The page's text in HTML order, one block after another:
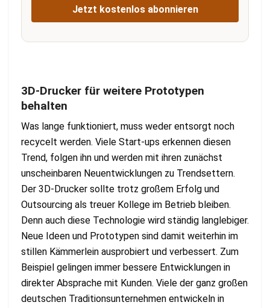
Jetzt kostenlos abonnieren
3D-Drucker für weitere Prototypen
behalten
Was lange funktioniert, muss weder entsorgt noch
recycelt werden. Viele Start-ups erkennen diesen
Trend, folgen ihn und werden mit ihren zunächst
unscheinbaren Neuentwicklungen zu Trendsettern.
Der 3D-Drucker sollte trotz großem Erfolg und
Outsourcing als treuer Kollege im Betrieb bleiben.
Denn auch diese Technologie wird ständig langlebiger.
Neue Ideen und Prototypen sind damit weiterhin im
stillen Kämmerlein ausprobiert und verbessert. Zum
Beispiel gelingen immer bessere Entwicklungen in
direkter Absprache mit Kunden. Viele der ganz großen
deutschen Traditionsunternehmen entwickeln in